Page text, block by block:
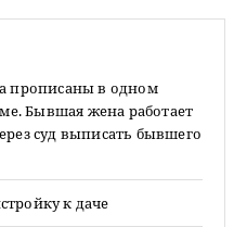
прописаны в одном
Бывшая жена работает
суд выписать бывшего
к даче